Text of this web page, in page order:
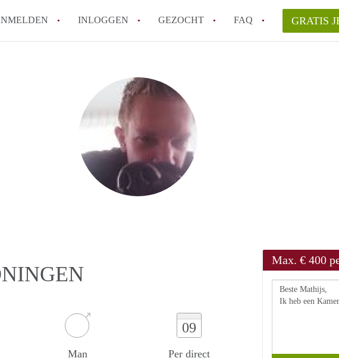
INLOGGEN GEZOCHT FAQ
Hoe werkt Appartement Groningen
Hoeveel kost het om te reageren op een Appartement in
How to translate AppartementGroningen?
Wat is AppartementenGroningen?
Wat is de privacyverklaring van AppartementenGroningen?
Alle veelgestelde vragen
GRATIS
Man
09
Per direct
Max. € 400